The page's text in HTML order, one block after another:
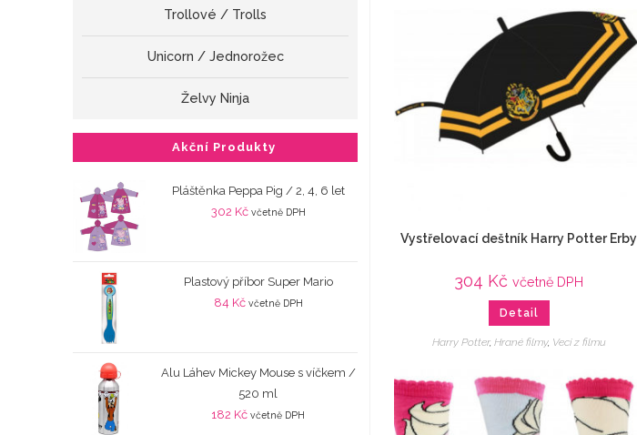
Vystřelovací deštník Harry Potter Erby
304 Kč včetně DPH
Detail
Harry Potter, Hrané filmy, Veci z filmu
Trollové / Trolls
Unicorn / Jednorožec
Želvy Ninja
Akční Produkty
Pláštěnka Peppa Pig / 2, 4, 6 let
302 Kč včetně DPH
Plastový příbor Super Mario
84 Kč včetně DPH
Alu Láhev Mickey Mouse s víčkem /
520 ml
182 Kč včetně DPH